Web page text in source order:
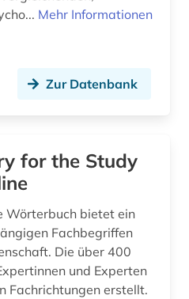
Mehr Informationen
Zur Datenbank
for the Study
Wörterbuch bietet ein
Fachbegriffen
Die über 400
und Experten
Fachrichtungen erstellt.